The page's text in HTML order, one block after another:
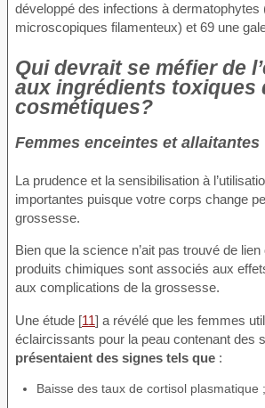
développé des infections à dermatophytes
microscopiques filamenteux) et 69 une
Qui devrait se méfier de
aux ingrédients toxiques
cosmétiques?
Femmes enceintes et allaitantes
La prudence et la sensibilisation à
importantes puisque votre corps change
grossesse.
Bien que la science n’ait pas trouvé de
produits chimiques sont associés aux
aux complications de la grossesse.
Une étude [11] a révélé que les femmes
éclaircissants pour la peau contenant des
présentaient des signes tels que :
Baisse des taux de cortisol plasmatique ;